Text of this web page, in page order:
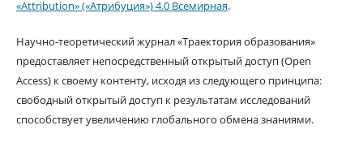
«Attribution» («Атрибуция») 4.0 Всемирная.
Научно-теоретический журнал «Траектория образования»
предоставляет непосредственный открытый доступ (Open
Access) к своему контенту, исходя из следующего принципа:
свободный открытый доступ к результатам исследований
способствует увеличению глобального обмена знаниями.